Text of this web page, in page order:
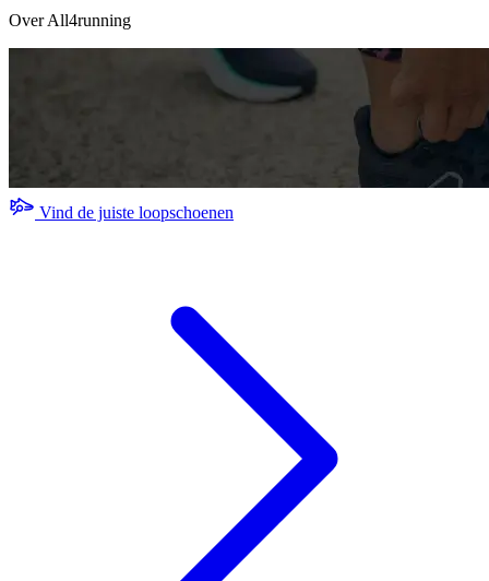
Over All4running
Vind de juiste loopschoenen